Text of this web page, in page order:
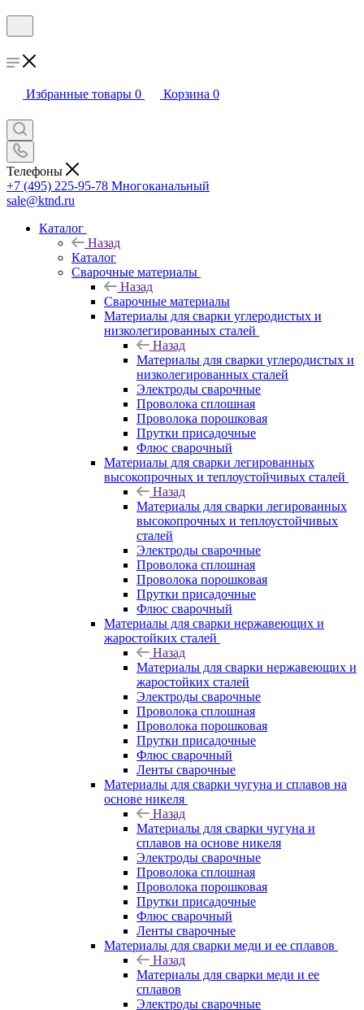
Избранные товары 0 Корзина 0
Телефоны
+7 (495) 225-95-78 Многоканальный
sale@ktnd.ru
Каталог
Назад
Каталог
Сварочные материалы
Назад
Сварочные материалы
Материалы для сварки углеродистых и
низколегированных сталей
Назад
Материалы для сварки углеродистых и
низколегированных сталей
Электроды сварочные
Проволока сплошная
Проволока порошковая
Прутки присадочные
Флюс сварочный
Материалы для сварки легированных
высокопрочных и теплоустойчивых сталей
Назад
Материалы для сварки легированных
высокопрочных и теплоустойчивых
сталей
Электроды сварочные
Проволока сплошная
Проволока порошковая
Прутки присадочные
Флюс сварочный
Материалы для сварки нержавеющих и
жаростойких сталей
Назад
Материалы для сварки нержавеющих и
жаростойких сталей
Электроды сварочные
Проволока сплошная
Проволока порошковая
Прутки присадочные
Флюс сварочный
Ленты сварочные
Материалы для сварки чугуна и сплавов на
основе никеля
Назад
Материалы для сварки чугуна и
сплавов на основе никеля
Электроды сварочные
Проволока сплошная
Проволока порошковая
Прутки присадочные
Флюс сварочный
Ленты сварочные
Материалы для сварки меди и ее сплавов
Назад
Материалы для сварки меди и ее
сплавов
Электроды сварочные